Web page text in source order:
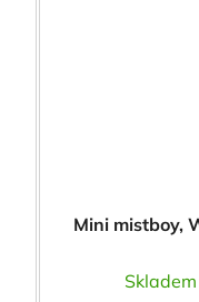
Mini mistboy,
Skladem